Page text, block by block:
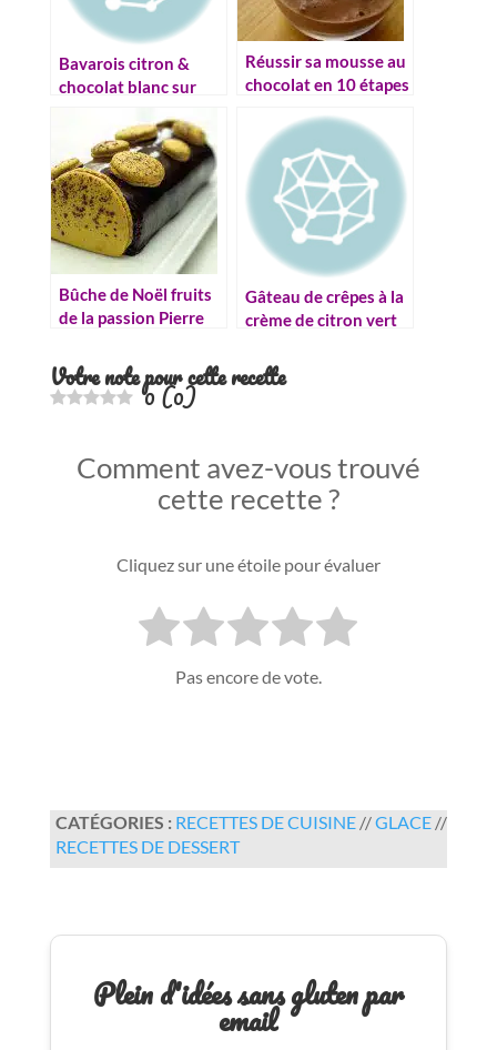
Bavarois citron &
chocolat blanc sur
Réussir sa mousse au
chocolat en 10 étapes
Bûche de Noël fruits
de la passion Pierre
Gâteau de crêpes à la
crème de citron vert
Votre note pour cette recette
0(0)
Comment avez-vous trouvé
cette recette ?
Cliquez sur une étoile pour évaluer
Pas encore de vote.
CATÉGORIES : RECETTES DE CUISINE//GLACE//
RECETTES DE DESSERT
Plein d'idées sans gluten par
email